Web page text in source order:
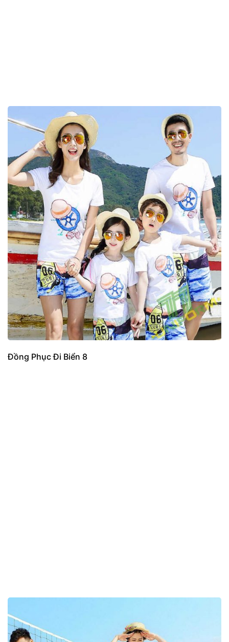
Đồng Phục Đi Biển 8